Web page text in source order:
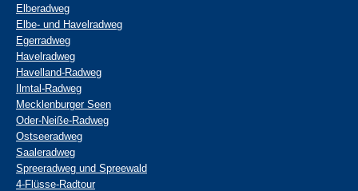
Elberadweg
Elbe- und Havelradweg
Egerradweg
Havelradweg
Havelland-Radweg
Ilmtal-Radweg
Mecklenburger Seen
Oder-Neiße-Radweg
Ostseeradweg
Saaleradweg
Spreeradweg und Spreewald
4-Flüsse-Radtour